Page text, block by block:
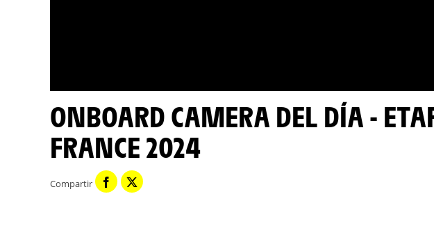
ONBOARD CAMERA DEL DÍA - ETAPA 17 - TOUR DE
FRANCE 2024
Compartir